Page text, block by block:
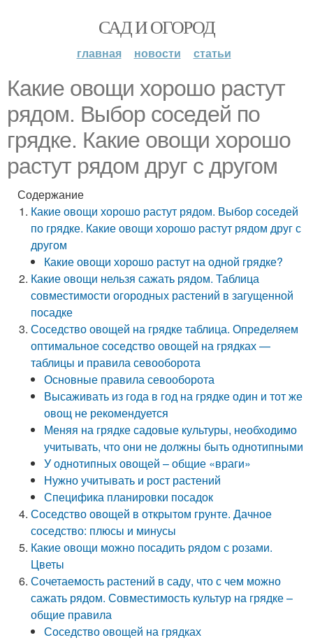
САД И ОГОРОД
главная новости статьи
Какие овощи хорошо растут
рядом. Выбор соседей по
грядке. Какие овощи хорошо
растут рядом друг с другом
Содержание
Какие овощи хорошо растут рядом. Выбор соседей
по грядке. Какие овощи хорошо растут рядом друг с
другом
Какие овощи хорошо растут на одной грядке?
Какие овощи нельзя сажать рядом. Таблица
совместимости огородных растений в загущенной
посадке
Соседство овощей на грядке таблица. Определяем
оптимальное соседство овощей на грядках —
таблицы и правила севооборота
Основные правила севооборота
Высаживать из года в год на грядке один и тот же
овощ не рекомендуется
Меняя на грядке садовые культуры, необходимо
учитывать, что они не должны быть однотипными
У однотипных овощей – общие «враги»
Нужно учитывать и рост растений
Специфика планировки посадок
Соседство овощей в открытом грунте. Дачное
соседство: плюсы и минусы
Какие овощи можно посадить рядом с розами.
Цветы
Сочетаемость растений в саду, что с чем можно
сажать рядом. Совместимость культур на грядке –
общие правила
Соседство овощей на грядках